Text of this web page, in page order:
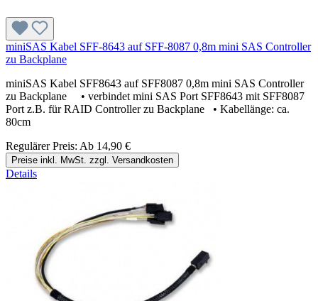
miniSAS Kabel SFF-8643 auf SFF-8087 0,8m mini SAS Controller
zu Backplane
miniSAS Kabel SFF8643 auf SFF8087 0,8m mini SAS Controller
zu Backplane • verbindet mini SAS Port SFF8643 mit SFF8087
Port z.B. für RAID Controller zu Backplane • Kabellänge: ca.
80cm
Regulärer Preis: Ab 14,90 €
Preise inkl. MwSt. zzgl. Versandkosten
Details